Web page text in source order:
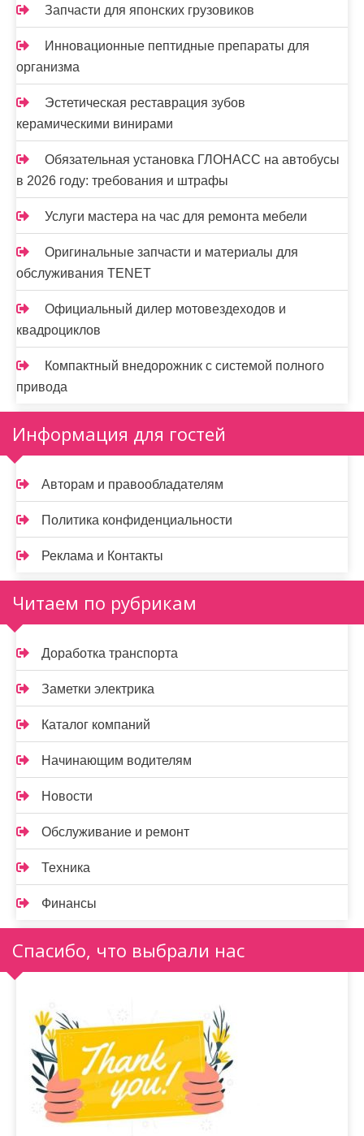
Запчасти для японских грузовиков
Инновационные пептидные препараты для
организма
Эстетическая реставрация зубов
керамическими винирами
Обязательная установка ГЛОНАСС на автобусы
в 2026 году: требования и штрафы
Услуги мастера на час для ремонта мебели
Оригинальные запчасти и материалы для
обслуживания TENET
Официальный дилер мотовездеходов и
квадроциклов
Компактный внедорожник с системой полного
привода
Информация для гостей
Авторам и правообладателям
Политика конфиденциальности
Реклама и Контакты
Читаем по рубрикам
Доработка транспорта
Заметки электрика
Каталог компаний
Начинающим водителям
Новости
Обслуживание и ремонт
Техника
Финансы
Спасибо, что выбрали нас